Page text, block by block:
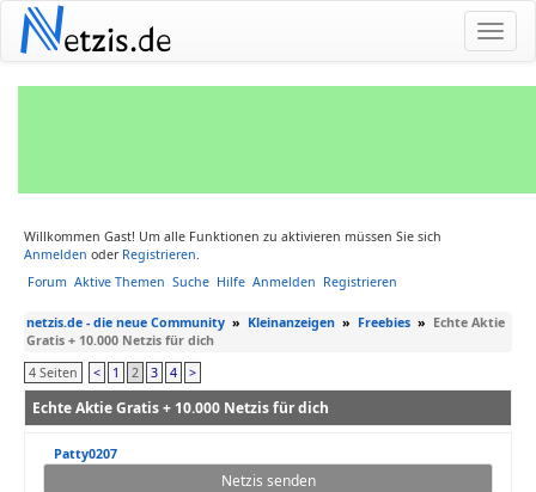
Netzis.de
Willkommen Gast! Um alle Funktionen zu aktivieren müssen Sie sich
Anmelden oder Registrieren.
Forum Aktive Themen Suche Hilfe Anmelden Registrieren
netzis.de - die neue Community » Kleinanzeigen » Freebies » Echte Aktie
Gratis + 10.000 Netzis für dich
4 Seiten
< 1 2 3 4 >
Echte Aktie Gratis + 10.000 Netzis für dich
Patty0207
Netzis senden